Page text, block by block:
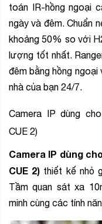
toán IR-hồng ngoại
ngày và đêm. Chuẩn
khoảng 50% so với
lượng tốt nhất.
đêm bằng hồng
nhà của bạn 24/7.
Camera IP dùng
CUE 2)
Camera IP dùng
CUE 2) thiết kế nhỏ
Tầm quan sát xa
minh cùng các tính